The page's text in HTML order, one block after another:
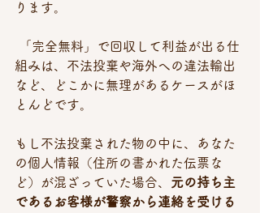
ります。
組みは、不法投棄や海外への違法輸出
など、どこかに無理があるケースがほ
とんどです。
もし不法投棄された物の中に、あなた
の個人情報（住所の書かれた伝票な
ど）が混ざっていた場合、 元の持ち主
であるお客様が警察から連絡を受ける